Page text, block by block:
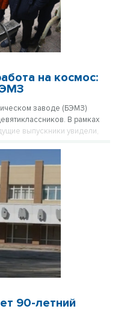
на космос:
заводе (БЭМЗ)
В рамках
выпускники увидели,
предприятие
российскую космонавтику
90-летний